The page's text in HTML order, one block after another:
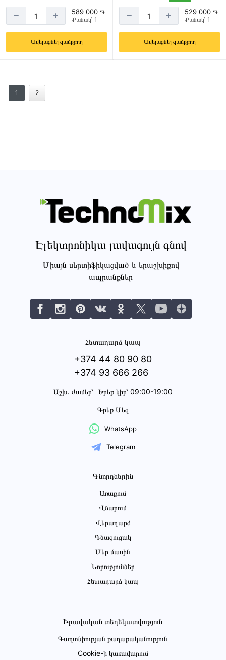
589 000 ֏
Քանակ՝ 1
Ավելացնել զամբյուղ
529 000 ֏
Քանակ՝ 1
Ավելացնել զամբյուղ
1 2
Էլեկտրոնիկա լավագույն գնով
Միայն սերտիֆիկացված և երաշխիքով
ապրանքներ
Հետադարձ կապ
+374 44 80 90 80
+374 93 666 266
Աշխ․ ժամեր՝ Երեք կիր՝ 09:00-19:00
Գրեք Մեզ
WhatsApp
Telegram
Գնորդներին
Առաքում
Վճարում
Վերադարձ
Գնացուցակ
Մեր մասին
Նորություններ
Հետադարձ կապ
Իրավական տեղեկատվություն
Գաղտնիության քաղաքականություն
Cookie-ի կառավարում